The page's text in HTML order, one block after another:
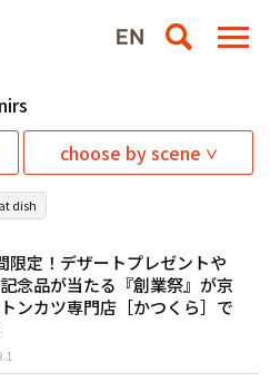
choose by scene
dish
限定！デザートプレゼントや
念品が当たる『創業祭』が京
ンカツ専門店［かつくら］で